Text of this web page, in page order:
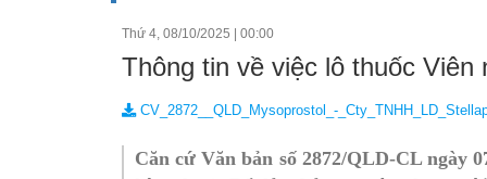
CHỨC NĂNG, NHIỆM
TỔ CHỨC BỘ MÁY
Ban
Văn
KẾ HOẠCH PHÁT
Thứ 4, 08/10/2025 | 00:00
Thông tin về việc lô thuốc
CV_2872__QLD_Mysoprostol_-
Căn cứ Văn bản số 2872/QLD-CL ngày